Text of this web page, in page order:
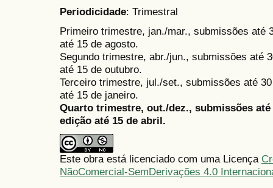
Periodicidade: Trimestral
Primeiro trimestre, jan./mar., submissões até
até 15 de agosto.
Segundo trimestre, abr./jun., submissões até
até 15 de outubro.
Terceiro trimestre, jul./set., submissões até
até 15 de janeiro.
Quarto trimestre, out./dez., submissões
edição até 15 de abril.
Este obra está licenciado com uma Licença
NãoComercial-SemDerivações 4.0